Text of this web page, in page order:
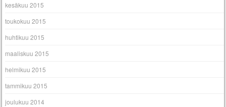
kesäkuu 2015
toukokuu 2015
huhtikuu 2015
maaliskuu 2015
helmikuu 2015
tammikuu 2015
joulukuu 2014